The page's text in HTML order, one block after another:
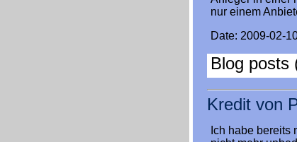
nur einem
Date: 2009-02-
Blog posts
Kredit von
Ich habe bereits